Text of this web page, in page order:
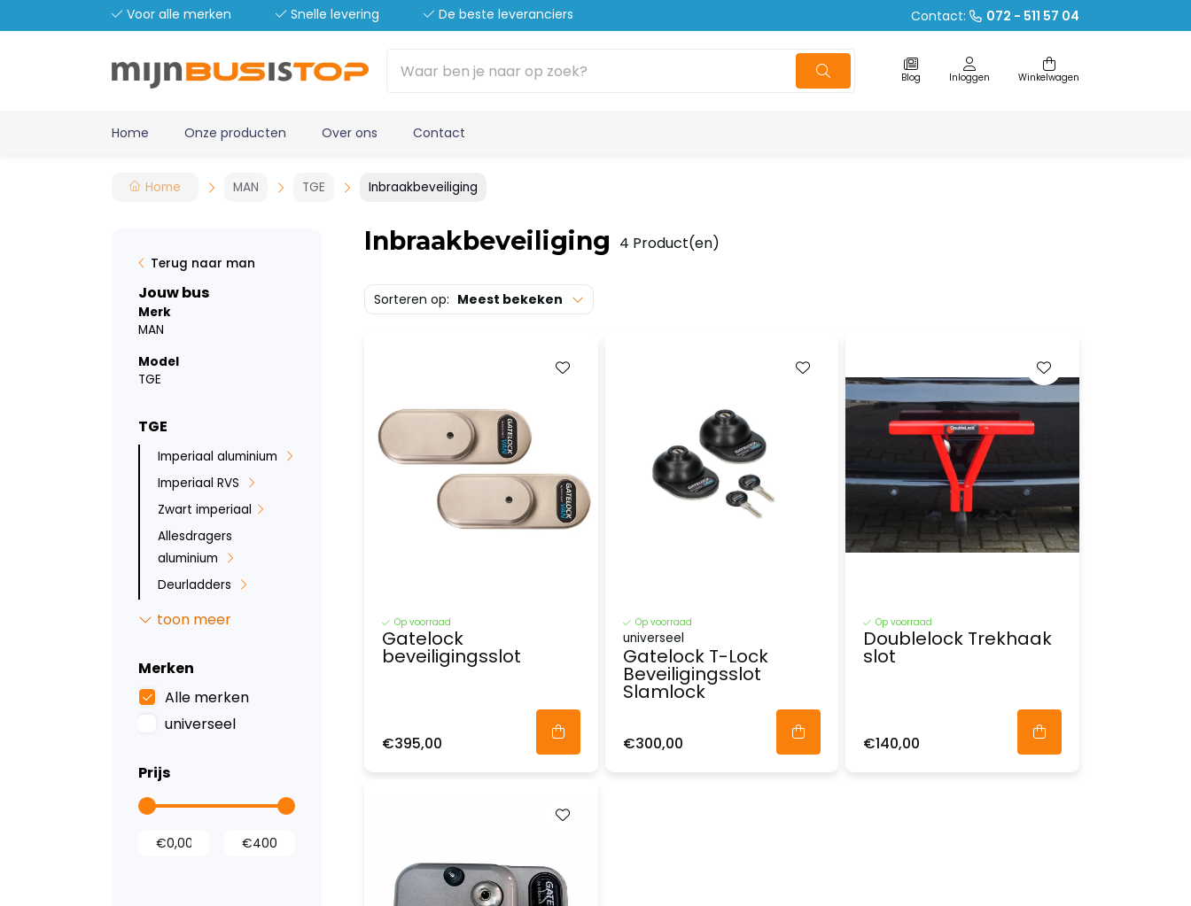
Voor alle merken Snelle levering De beste leveranciers Contact: 072 - 511 57 04
Blog Inloggen Winkelwagen
Home Onze producten Over ons Contact
Home MAN TGE Inbraakbeveiliging
Terug naar man
Jouw bus
Merk
MAN
Model
TGE
TGE
Imperiaal aluminium
Imperiaal RVS
Zwart imperiaal
Allesdragers
aluminium
Deurladders
Sidebars
Bumperbescherming
Ruit beveiliging
Inbraakbeveiliging
Tussenwanden
Deurpanelen
toon meer
Merken
Alle merken
universeel
Prijs
Inbraakbeveiliging 4 Product(en)
Sorteren op: Meest bekeken
Op voorraad
Gatelock
beveiligingsslot
€395,00
Op voorraad
universeel
Gatelock T-Lock
Beveiligingsslot
Slamlock
€300,00
Op voorraad
Doublelock Trekhaak
slot
€140,00